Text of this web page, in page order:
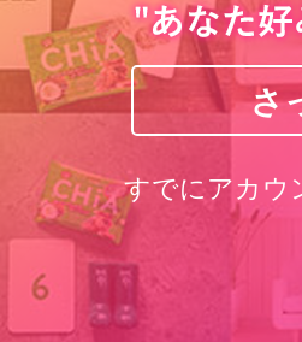
さ
すでにアカウ